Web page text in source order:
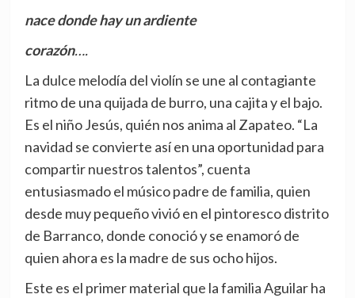
nace donde hay un ardiente
corazón….
La dulce melodía del violín se une al contagiante
ritmo de una quijada de burro, una cajita y el bajo.
Es el niño Jesús, quién nos anima al Zapateo. “La
navidad se convierte así en una oportunidad para
compartir nuestros talentos”, cuenta
entusiasmado el músico padre de familia, quien
desde muy pequeño vivió en el pintoresco distrito
de Barranco, donde conoció y se enamoró de
quien ahora es la madre de sus ocho hijos.
Este es el primer material que la familia Aguilar ha